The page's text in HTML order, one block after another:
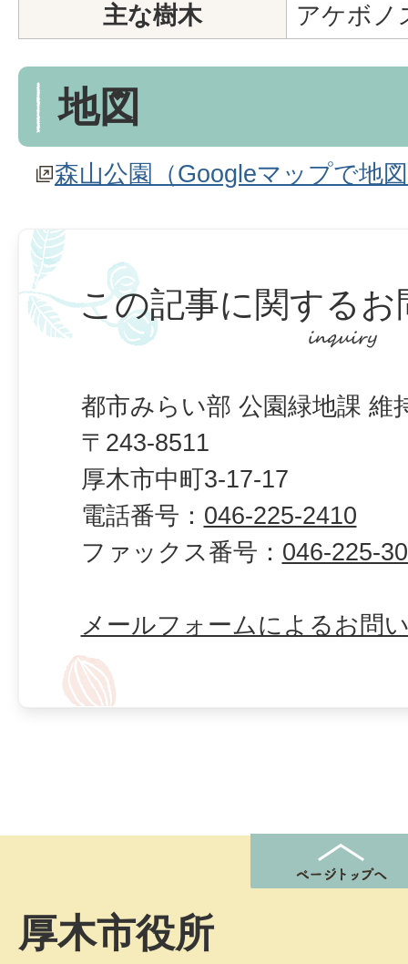
主な樹木
アケボノ
地図
森山公園（Googleマップで地
この記事に関するお
都市みらい部 公園緑地課 維
〒243-8511
厚木市中町3-17-17
電話番号： 046-225-2410
ファックス番号： 046-225-
メールフォームによるお問
厚木市役所